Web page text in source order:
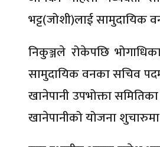
भट्ट(जोशी)लाई सामुदायिक
निकुञ्जले रोकेपछि
सामुदायिक वनका सचिव पदम
खानेपानी उपभोक्ता
खानेपानीको योजना शुचारुमा